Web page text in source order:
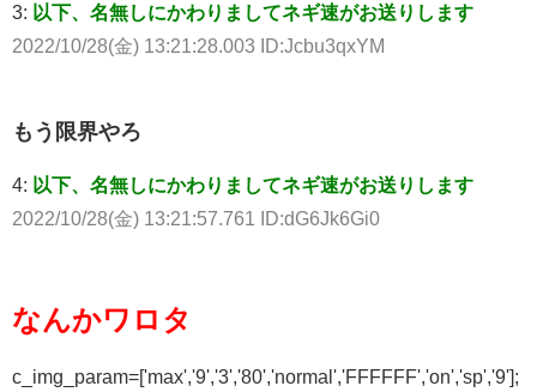
3: 以下、名無しにかわりましてネギ速がお送りします
2022/10/28(金) 13:21:28.003 ID:Jcbu3qxYM
もう限界やろ
4: 以下、名無しにかわりましてネギ速がお送りします
2022/10/28(金) 13:21:57.761 ID:dG6Jk6Gi0
なんかワロタ
c_img_param=['max','9','3','80','normal','FFFFFF','on','sp','9'];